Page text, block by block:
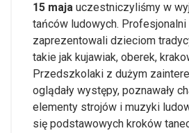
15 maja uczestniczyliśmy w
tańców ludowych. Profesjonalni
zaprezentowali dzieciom
takie jak kujawiak, oberek,
Przedszkolaki z dużym
oglądały występy, poznawały
elementy strojów i muzyki
się podstawowych kroków